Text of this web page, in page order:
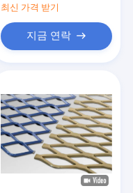
최신 가격 받기
지금 연락